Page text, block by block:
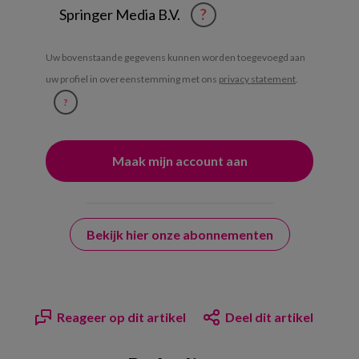
Springer Media B.V.
?
Uw bovenstaande gegevens kunnen worden toegevoegd aan
uw profiel in overeenstemming met ons privacy statement.
?
Bekijk hier onze abonnementen
Reageer op dit artikel Deel dit artikel